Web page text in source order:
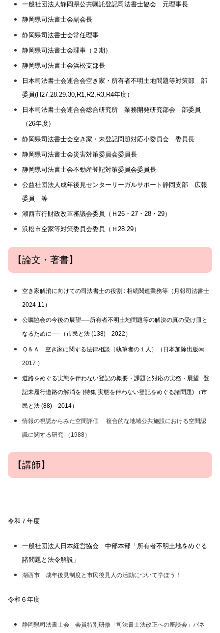
一般社団法人静岡県公共嘱託登記司法書士協会 元理事長
静岡県司法書士会副会長
静岡県司法書士会常任理事
静岡県司法書士会理事（２期）
静岡県司法書士会浜松支部長
日本司法書士会連合会空き家・所有者不明土地問題等対策部 部
委員(H27.28.29.30,R1,R2,R3,R4年度）
日本司法書士会連合会総合研究所 業務開発研究部会 部委員
（26年度）
静岡県司法書士会空き家・未登記問題対応小委員会 委員長
静岡県司法書士会災害対策委員会委員長
静岡県司法書士会不動産登記対策委員会委員長
公益社団法人成年後見センターリーガルサポート静岡支部 広報
委員等
湖西市行財政改革審議会委員（Ｈ26・27・28・29）
浜松市空家等対策委員会委員（Ｈ28.29）
【論文・著書】
空き家解消に向けての司法書士の役割 : 相続関連業務等（月報司法書士
2024-11）
公嘱協会の今後の展望──所有者不明土地問題等の解決の真の受け皿と
なるために──（市民と法 (138) 2022）
Ｑ＆Ａ 空き家に関する法律相談（執筆者の１人）（日本加除出版㈱
2017 ）
道路をめぐる実態を伴わない登記の概要・課題と対応の実務・展望 : 登
記未履行道路の解消を (特集 実態を伴わない登記をめぐる諸問題) （市
民と法 (88) 2014）
情報の視認からみた空間評価 複合的な地域公共施設における空間認
識に関する研究 （1988）
【講師】
令和７年度
一般社団法人日本経営協会 中部本部「所有者不明土地をめぐる
諸問題と法令解説」
湖西市 成年後見制度と市民後見人の活動について学ぼう！
令和６年度
静岡県司法書士会 会員特別研修「司法書士法改正への座談会」パネ